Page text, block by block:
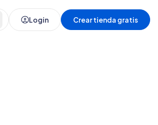
Login Crear tienda gratis